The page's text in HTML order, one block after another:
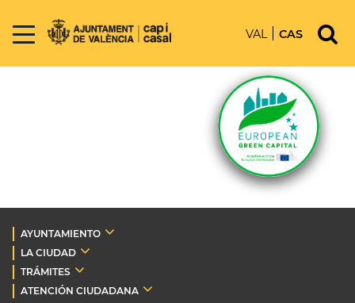
VAL CAS
AYUNTAMIENTO
LA CIUDAD
TRÁMITES
ATENCIÓN CIUDADANA